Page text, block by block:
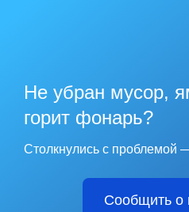
Не убран мусор,
горит фонарь?
Столкнулись с проблемой
Сообщить о